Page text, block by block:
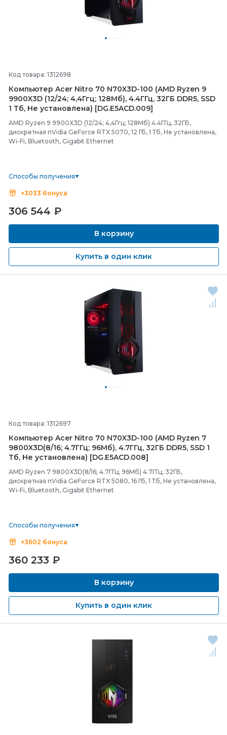
Код товара: 1312698
Компьютер Acer Nitro 70 N70X3D-100 (AMD Ryzen 9
9900X3D (12/24; 4,4Ггц; 128Мб), 4.4ГГц, 32ГБ DDR5, SSD
1 Тб, Не установлена) [DG.E5ACD.009]
AMD Ryzen 9 9900X3D (12/24; 4,4Ггц; 128Мб) 4.4ГГц, 32ГБ,
дискретная nVidia GeForce RTX 5070, 12 Гб, 1 Тб, Не установлена,
Wi-Fi, Bluetooth, Gigabit Ethernet
Способы получения
+3033 бонуса
306 544 ₽
В корзину
Купить в один клик
Код товара: 1312697
Компьютер Acer Nitro 70 N70X3D-100 (AMD Ryzen 7
9800X3D(8/16; 4.7ГГц; 96Мб), 4.7ГГц, 32ГБ DDR5, SSD 1
Тб, Не установлена) [DG.E5ACD.008]
AMD Ryzen 7 9800X3D(8/16; 4.7ГГц; 96Мб) 4.7ГГц, 32ГБ,
дискретная nVidia GeForce RTX 5080, 16 Гб, 1 Тб, Не установлена,
Wi-Fi, Bluetooth, Gigabit Ethernet
Способы получения
+3602 бонуса
360 233 ₽
В корзину
Купить в один клик